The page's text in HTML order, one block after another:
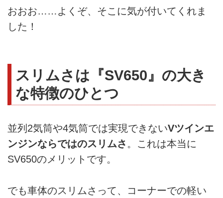
おおお……よくぞ、そこに気が付いてくれま
した！
スリムさは『SV650』の大き
な特徴のひとつ
並列2気筒や4気筒では実現できないVツインエ
ンジンならではのスリムさ 。これは本当に
SV650のメリットです。
でも車体のスリムさって、コーナーでの軽い